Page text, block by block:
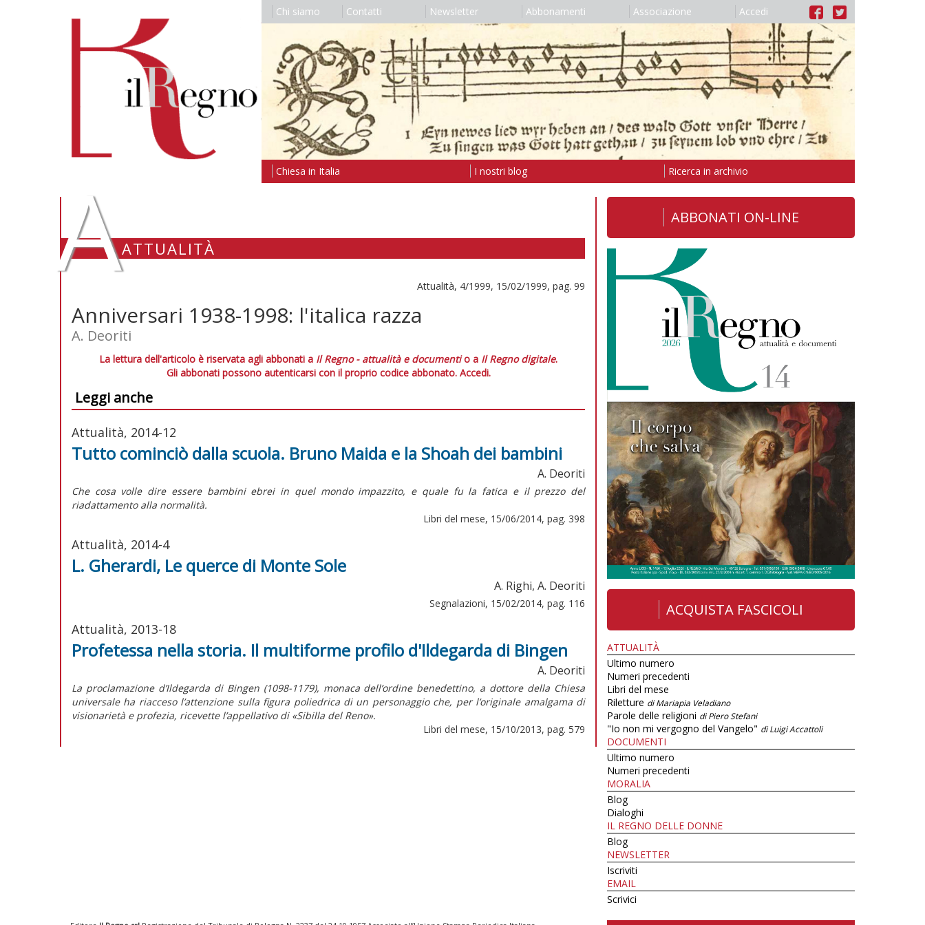
Chi siamo Contatti Newsletter Abbonamenti Associazione Accedi
Chiesa in Italia I nostri blog Ricerca in archivio
AATTUALITÀ
Attualità, 4/1999, 15/02/1999, pag. 99
Anniversari 1938-1998: l'italica razza
A. Deoriti
La lettura dell'articolo è riservata agli abbonati a Il Regno - attualità e documentio a Il Regno digitale.
Gli abbonati possono autenticarsi con il proprio codice abbonato. Accedi.
Leggi anche
Attualità, 2014-12
Tutto cominciò dalla scuola. Bruno Maida e la Shoah dei bambini
A. Deoriti
Che cosa volle dire essere bambini ebrei in quel mondo impazzito, e quale fu la fatica e il prezzo del
riadattamento alla normalità.
Libri del mese, 15/06/2014, pag. 398
Attualità, 2014-4
L. Gherardi, Le querce di Monte Sole
A. Righi, A. Deoriti
Segnalazioni, 15/02/2014, pag. 116
Attualità, 2013-18
Profetessa nella storia. Il multiforme profilo d'Ildegarda di Bingen
A. Deoriti
La proclamazione d’Ildegarda di Bingen (1098-1179), monaca dell’ordine benedettino, a dottore della Chiesa
universale ha riacceso l’attenzione sulla figura poliedrica di un personaggio che, per l’originale amalgama di
visionarietà e profezia, ricevette l’appellativo di «Sibilla del Reno».
Libri del mese, 15/10/2013, pag. 579
ABBONATI ON-LINE
ACQUISTA FASCICOLI
ATTUALITÀ
Ultimo numero
Numeri precedenti
Libri del mese
Riletture di Mariapia Veladiano
Parole delle religioni di Piero Stefani
"Io non mi vergogno del Vangelo" di Luigi Accattoli
DOCUMENTI
Ultimo numero
Numeri precedenti
MORALIA
Blog
Dialoghi
IL REGNO DELLE DONNE
Blog
NEWSLETTER
Iscriviti
EMAIL
Scrivici